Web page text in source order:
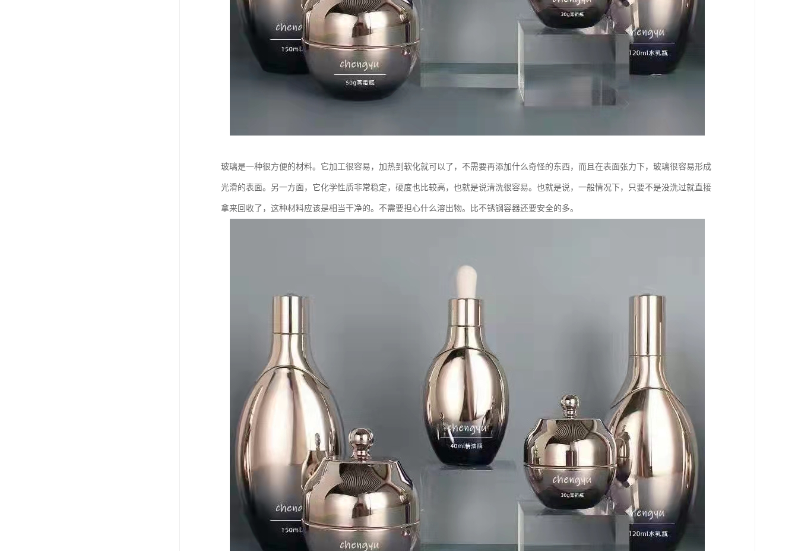
玻璃是一种很方便的材料。它加工很容易，加热到软化就可以了，不需要再添加什么奇怪的东西，而且在表面张力下，玻璃很容易形成
光滑的表面。另一方面，它化学性质非常稳定，硬度也比较高，也就是说清洗很容易。也就是说，一般情况下，只要不是没洗过就直接
拿来回收了，这种材料应该是相当干净的。不需要担心什么溶出物。比不锈钢容器还要安全的多。